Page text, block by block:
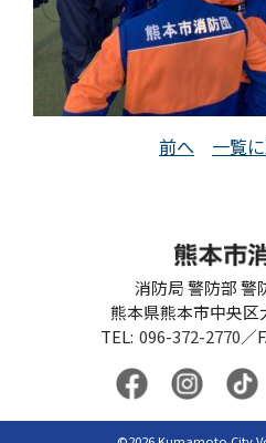
前へ 一覧
消防局 警防部 警
熊本県熊本市中央区
TEL 096-372-2770／